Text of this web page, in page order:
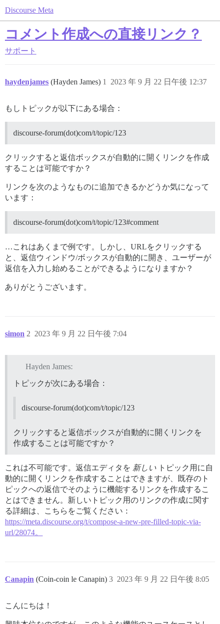
Discourse Meta
コメント作成への直接リンク？
サポート
haydenjames (Hayden James) 2023 年 9 月 22 日午後 12:37
1
もしトピックが以下にある場合：
discourse-forum(dot)com/t/topic/123
クリックすると返信ボックスが自動的に開くリンクを作成
することは可能ですか？
リンクを次のようなものに追加できるかどうか気になって
います：
discourse-forum(dot)com/t/topic/123#comment
…これはあくまで例です。しかし、URLをクリックする
と、返信ウィンドウ/ボックスが自動的に開き、ユーザーが
返信を入力し始めることができるようになりますか？
ありがとうございます。
simon 2023 年 9 月 22 日午後 7:04
2
Hayden James:
トピックが次にある場合：
discourse-forum(dot)com/t/topic/123
クリックすると返信ボックスが自動的に開くリンクを
作成することは可能ですか？
これは不可能です。返信エディタを 新しい トピック用に自
動的に開くリンクを作成することはできますが、既存のト
ピックへの返信でそのように機能するリンクを作成するこ
とはできません。新しいトピック用のリンクの作成に関す
る詳細は、こちらをご覧ください：
https://meta.discourse.org/t/compose-a-new-pre-filled-topic-via-
url/28074。
Canapin (Coin-coin le Canapin) 2023 年 9 月 22 日午後 8:05
3
こんにちは！